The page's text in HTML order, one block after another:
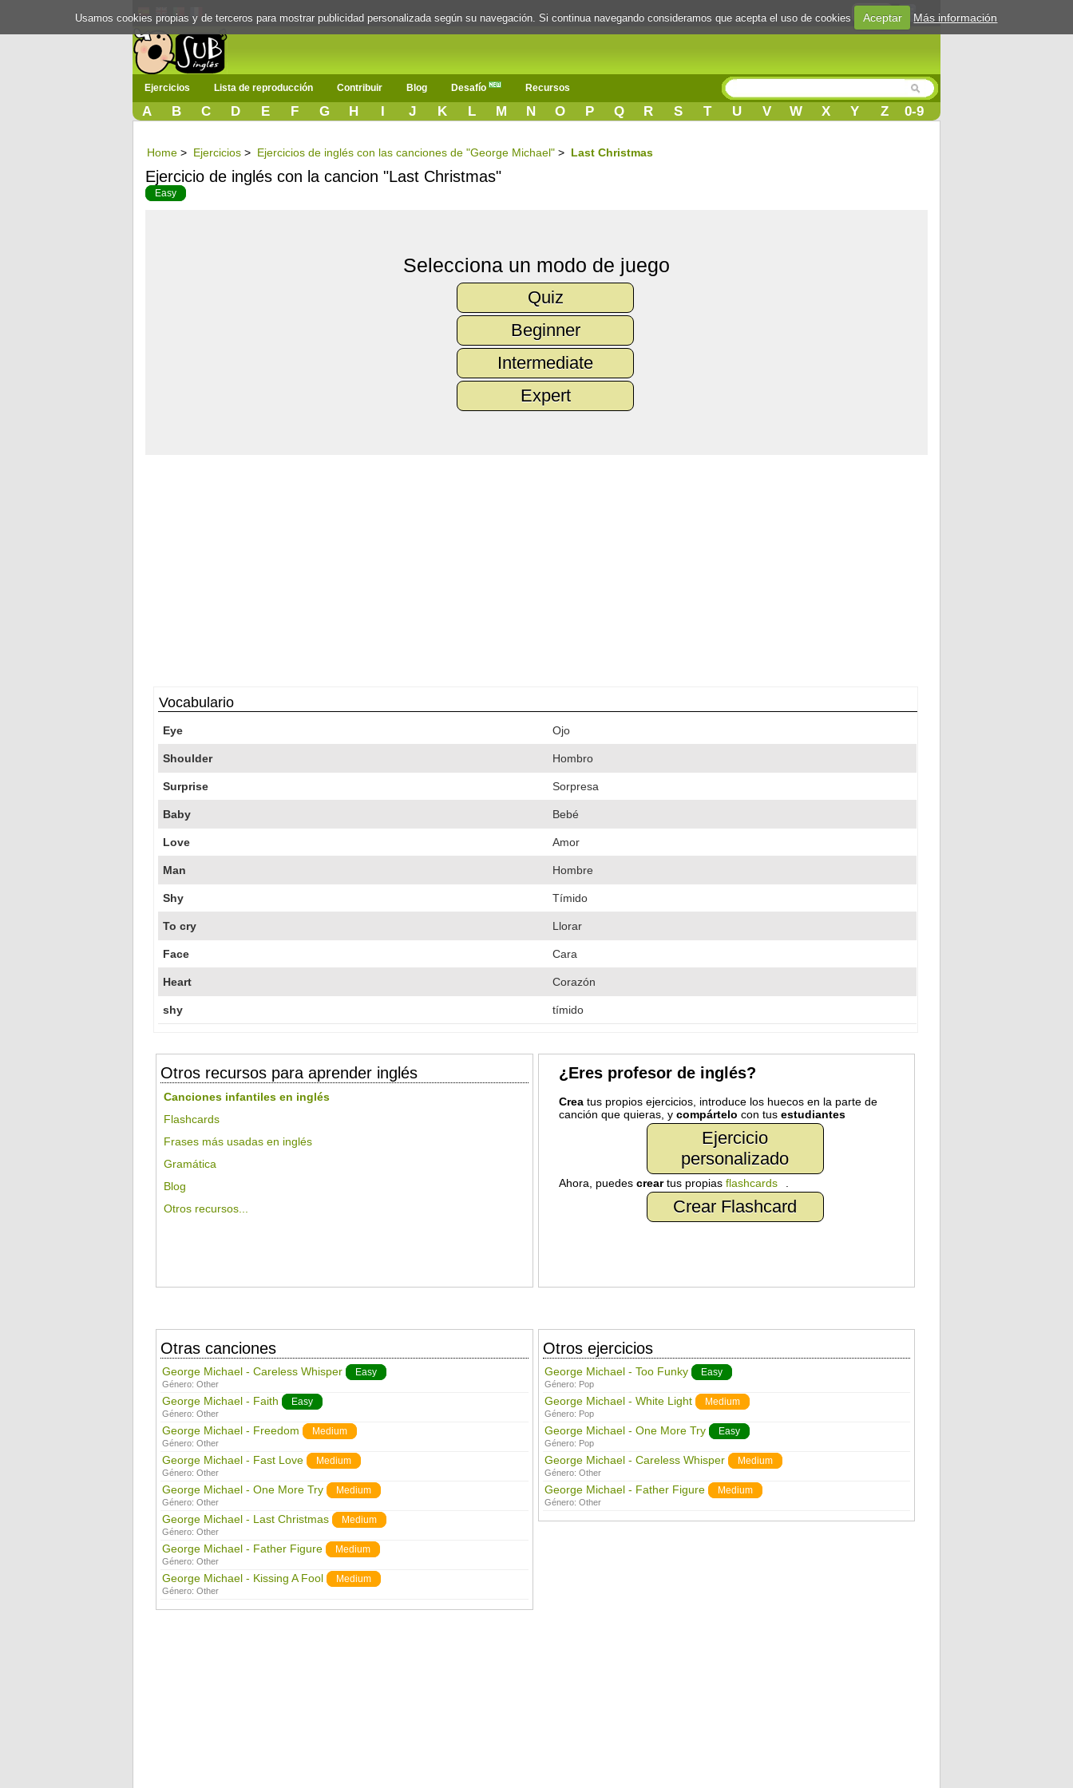
Login
Ejercicios Lista de reproducción Contribuir Blog Desafío Recursos
A B C D E F G H I J K L M N O P Q R S T U V W X Y Z 0-9
Home > Ejercicios > Ejercicios de inglés con las canciones de "George Michael" > Last Christmas
Ejercicio de inglés con la cancion "Last Christmas"
Easy
Selecciona un modo de juego
Quiz
Beginner
Intermediate
Expert
Vocabulario
Eye Ojo
Shoulder Hombro
Surprise Sorpresa
Baby Bebé
Love Amor
Man Hombre
Shy Tímido
To cry Llorar
Face Cara
Heart Corazón
shy tímido
Otros recursos para aprender inglés
Canciones infantiles en inglés
Flashcards
Frases más usadas en inglés
Gramática
Blog
Otros recursos...
¿Eres profesor de inglés?
Creatus propios ejercicios, introduce los huecos en la parte de
canción que quieras, y compártelo con tus estudiantes
Ejercicio
personalizado
Ahora, puedes creartus propias flashcards
Crear Flashcard
Otras canciones
George Michael - Careless Whisper Easy
Género: Other
George Michael - Faith Easy
Género: Other
George Michael - Freedom Medium
Género: Other
George Michael - Fast Love Medium
Género: Other
George Michael - One More Try Medium
Género: Other
George Michael - Last Christmas Medium
Género: Other
George Michael - Father Figure Medium
Género: Other
George Michael - Kissing A Fool Medium
Género: Other
Otros ejercicios
George Michael - Too Funky Easy
Género: Pop
George Michael - White Light Medium
Género: Pop
George Michael - One More Try Easy
Género: Pop
George Michael - Careless Whisper Medium
Género: Other
George Michael - Father Figure Medium
Género: Other
Usamos cookies propias y de terceros para mostrar publicidad personalizada según su navegación. Si continua navegando consideramos que acepta el uso de cookies Aceptar Más información